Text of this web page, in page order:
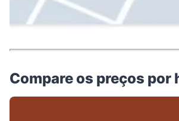
Compare os preços por